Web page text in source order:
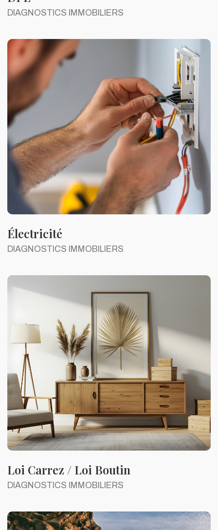
DIAGNOSTICS IMMOBILIERS
Électricité
DIAGNOSTICS IMMOBILIERS
Loi Carrez / Loi Boutin
DIAGNOSTICS IMMOBILIERS